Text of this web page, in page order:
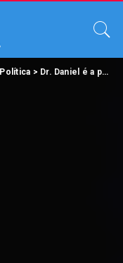
Política > Dr. Daniel é a persona da ingratidão política no Pará.